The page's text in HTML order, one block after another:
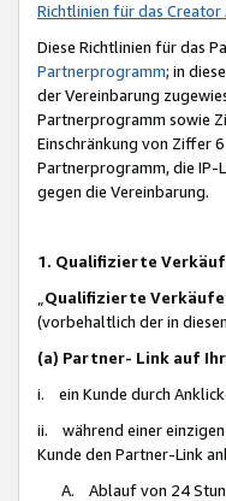
Richtlinien für das
Diese Richtlinien für das
Partnerprogramm; in
der Vereinbarung
Partnerprogramm sowie
Einschränkung von Ziffer
Partnerprogramm, die
gegen die Vereinbarung.
1. Qualifizierte
Qualifizierte Verkäufe
(vorbehaltlich der in
(a) Partner- Link auf
i. ein Kunde durch
ii. während einer einzigen
Kunde den Partner-Link
A. Ablauf von 24